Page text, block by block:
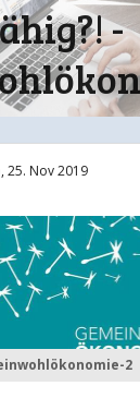
-
25. Nov 2019
2